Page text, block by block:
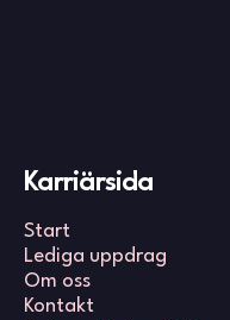
Karriärsida
Start
Lediga uppdrag
Om oss
Kontakt